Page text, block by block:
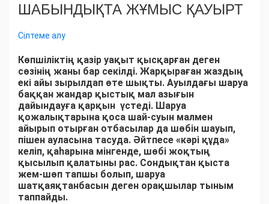
ШАБЫНДЫҚТА ЖҰМЫС ҚАУЫРТ
Сілтеме алу
Көпшіліктің қазір уақыт қысқарған деген
сөзінің жаны бар секілді. Жарқыраған жаздың
екі айы зырылдап өте шықты. Ауылдағы шаруа
баққан жандар қыстық мал азығын
дайындауға қарқын үстеді. Шаруа
қожалықтарына қоса шай-суын малмен
айырып отырған отбасылар да шөбін шауып,
пішен ауласына тасуда. Әйтпесе «кәрі құда»
келіп, қаһарына мінгенде, шөбі жоқтың
қысылып қалатыны рас. Сондықтан қыста
жем-шөп тапшы болып, шаруа
шатқаяқтанбасын деген орақшылар тыным
таппайды.